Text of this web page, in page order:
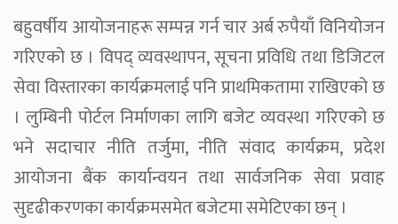
बहुवर्षीय आयोजनाहरू सम्पन्न गर्न चार अर्ब रुपैयाँ विनियोजन
गरिएको छ । विपद् व्यवस्थापन, सूचना प्रविधि तथा डिजिटल
सेवा विस्तारका कार्यक्रमलाई पनि प्राथमिकतामा राखिएको छ
। लुम्बिनी पोर्टल निर्माणका लागि बजेट व्यवस्था गरिएको छ
भने सदाचार नीति तर्जुमा, नीति संवाद कार्यक्रम, प्रदेश
आयोजना बैंक कार्यान्वयन तथा सार्वजनिक सेवा प्रवाह
सुदृढीकरणका कार्यक्रमसमेत बजेटमा समेटिएका छन् ।